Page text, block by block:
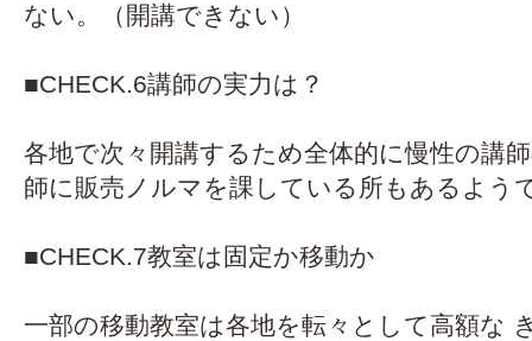
ない。（開講できない）
■CHECK.6講師の実力は？
各地で次々開講するため全体的に慢性の講
師に販売ノルマを課している所もあるよう
■CHECK.7教室は固定か移動か
一部の移動教室は各地を転々として高額な